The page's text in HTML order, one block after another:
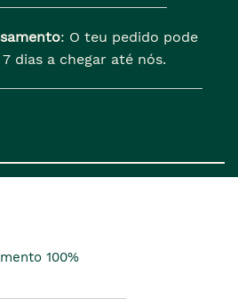
: O teu pedido pode
dias a chegar até nós.
100%